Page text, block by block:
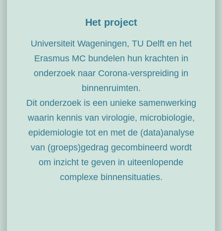
Het project
Universiteit Wageningen, TU Delft en het
Erasmus MC bundelen hun krachten in
onderzoek naar Corona-verspreiding in
binnenruimten.
Dit onderzoek is een unieke samenwerking
waarin kennis van virologie, microbiologie,
epidemiologie tot en met de (data)analyse
van (groeps)gedrag gecombineerd wordt
om inzicht te geven in uiteenlopende
complexe binnensituaties.